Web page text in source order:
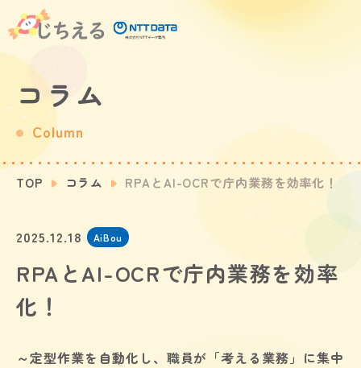
コラム
Column
TOP コラム RPAとAI-OCRで庁内業務を効率化！
2025.12.18 AiBou
RPAとAI-OCRで庁内業務を効率
化！
～定型作業を自動化し、職員が「考える業務」に集中